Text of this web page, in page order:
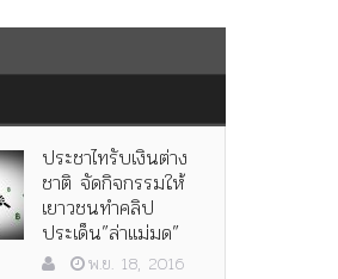
ประชาไทรับเงินต่าง
ชาติ จัดกิจกรรมให้
เยาวชนทำคลิป
ประเด็น”ล่าแม่มด”
พ.ย. 18, 2016